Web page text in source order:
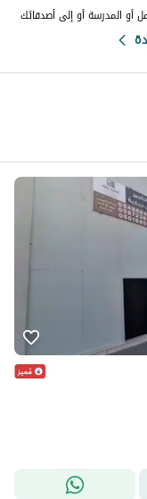
أو المدرسة أو إلى أصدقائك